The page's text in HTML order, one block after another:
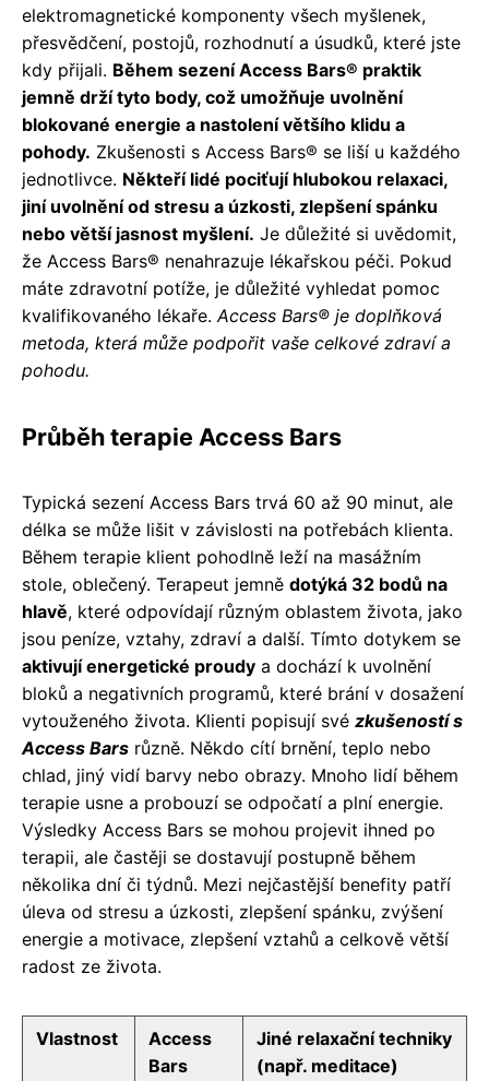
elektromagnetické komponenty všech myšlenek,
přesvědčení, postojů, rozhodnutí a úsudků, které jste
kdy přijali. Během sezení Access Bars® praktik
jemně drží tyto body, což umožňuje uvolnění
blokované energie a nastolení většího klidu a
pohody. Zkušenosti s Access Bars® se liší u každého
jednotlivce. Někteří lidé pociťují hlubokou relaxaci,
jiní uvolnění od stresu a úzkosti, zlepšení spánku
nebo větší jasnost myšlení. Je důležité si uvědomit,
že Access Bars® nenahrazuje lékařskou péči. Pokud
máte zdravotní potíže, je důležité vyhledat pomoc
kvalifikovaného lékaře. Access Bars® je doplňková
metoda, která může podpořit vaše celkové zdraví a
pohodu.
Průběh terapie Access Bars
Typická sezení Access Bars trvá 60 až 90 minut, ale
délka se může lišit v závislosti na potřebách klienta.
Během terapie klient pohodlně leží na masážním
stole, oblečený. Terapeut jemně dotýká 32 bodů na
hlavě, které odpovídají různým oblastem života, jako
jsou peníze, vztahy, zdraví a další. Tímto dotykem se
aktivují energetické proudy a dochází k uvolnění
bloků a negativních programů, které brání v dosažení
vytouženého života. Klienti popisují své zkušeností s
Access Bars různě. Někdo cítí brnění, teplo nebo
chlad, jiný vidí barvy nebo obrazy. Mnoho lidí během
terapie usne a probouzí se odpočatí a plní energie.
Výsledky Access Bars se mohou projevit ihned po
terapii, ale častěji se dostavují postupně během
několika dní či týdnů. Mezi nejčastější benefity patří
úleva od stresu a úzkosti, zlepšení spánku, zvýšení
energie a motivace, zlepšení vztahů a celkově větší
radost ze života.
Vlastnost
Access
Bars
Jiné relaxační techniky
(např. meditace)